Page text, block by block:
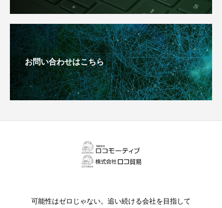
お問い合わせはこちら
可能性はゼロじゃない。追い続ける会社を目指して